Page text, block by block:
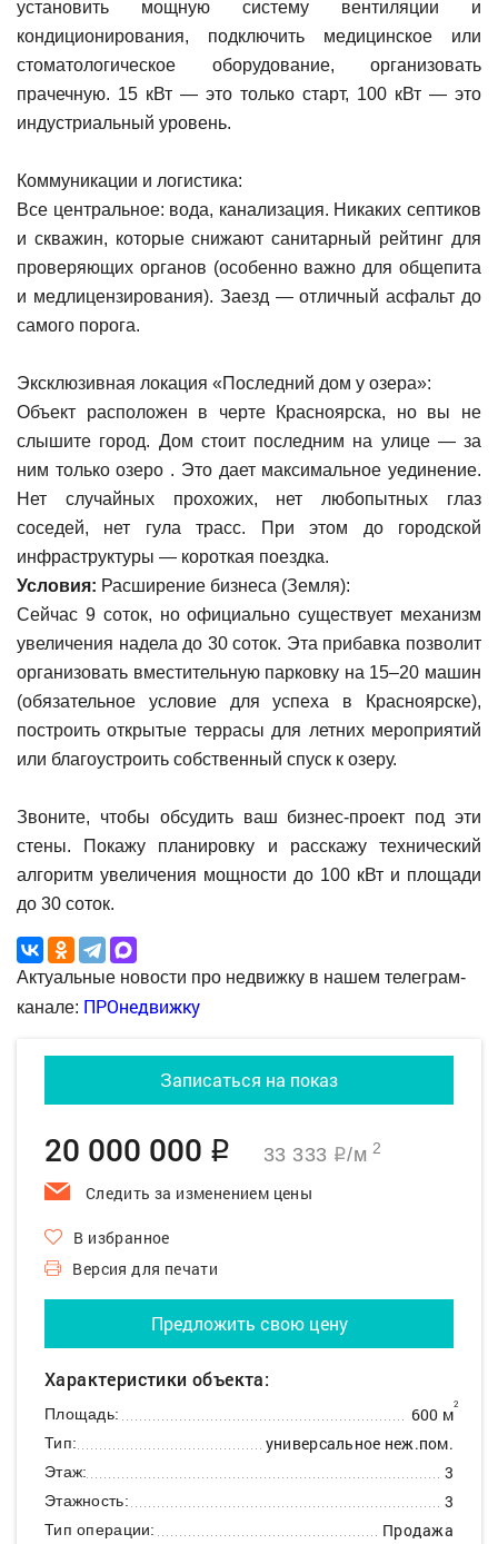
установить мощную систему вентиляции и
кондиционирования, подключить медицинское или
стоматологическое оборудование, организовать
прачечную. 15 кВт — это только старт, 100 кВт — это
индустриальный уровень.
Коммуникации и логистика:
Все центральное: вода, канализация. Никаких септиков
и скважин, которые снижают санитарный рейтинг для
проверяющих органов (особенно важно для общепита
и медлицензирования). Заезд — отличный асфальт до
самого порога.
Эксклюзивная локация «Последний дом у озера»:
Объект расположен в черте Красноярска, но вы не
слышите город. Дом стоит последним на улице — за
ним только озеро . Это дает максимальное уединение.
Нет случайных прохожих, нет любопытных глаз
соседей, нет гула трасс. При этом до городской
инфраструктуры — короткая поездка.
Условия: Расширение бизнеса (Земля):
Сейчас 9 соток, но официально существует механизм
увеличения надела до 30 соток. Эта прибавка позволит
организовать вместительную парковку на 15–20 машин
(обязательное условие для успеха в Красноярске),
построить открытые террасы для летних мероприятий
или благоустроить собственный спуск к озеру.
Звоните, чтобы обсудить ваш бизнес-проект под эти
стены. Покажу планировку и расскажу технический
алгоритм увеличения мощности до 100 кВт и площади
до 30 соток.
Актуальные новости про недвижку в нашем телеграм-
канале: ПРОнедвижку
Записаться на показ
20 000 000 q 33 333 q/м2
Следить за изменением цены
В избранное
Версия для печати
Предложить свою цену
Характеристики объекта:
Площадь: 600 м2
Тип: универсальное неж.пом.
Этаж: 3
Этажность: 3
Тип операции: Продажа